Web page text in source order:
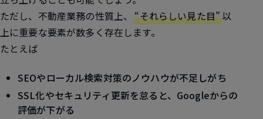
ただし、不動産業務の性質上、“それらしい見た目”以
上に重要な要素が数多く存在します。
たとえば
SEOやローカル検索対策のノウハウが不足しがち
SSL化やセキュリティ更新を怠ると、Googleからの
評価が下がる